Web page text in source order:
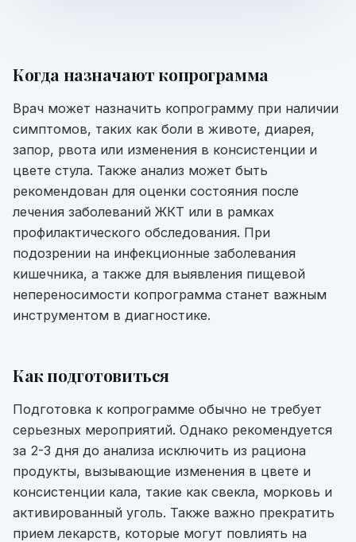
Когда назначаюткопрограмма
Врач может назначить копрограмму при наличии
симптомов, таких как боли в животе, диарея,
запор, рвота или изменения в консистенции и
цвете стула. Также анализ может быть
рекомендован для оценки состояния после
лечения заболеваний ЖКТ или в рамках
профилактического обследования. При
подозрении на инфекционные заболевания
кишечника, а также для выявления пищевой
непереносимости копрограмма станет важным
инструментом в диагностике.
Как подготовиться
Подготовка к копрограмме обычно не требует
серьезных мероприятий. Однако рекомендуется
за 2-3 дня до анализа исключить из рациона
продукты, вызывающие изменения в цвете и
консистенции кала, такие как свекла, морковь и
активированный уголь. Также важно прекратить
прием лекарств, которые могут повлиять на